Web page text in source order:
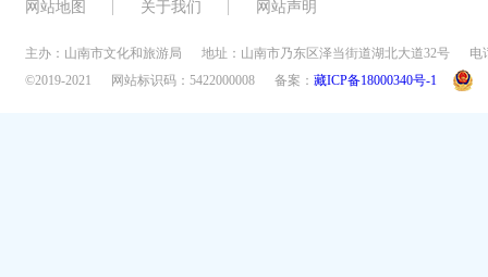
网站地图 关于我们 网站声明
主办：山南市文化和旅游局 地址：山南市乃东区泽当街道湖北大道32号
电
©2019-2021
网站标识码：5422000008 备案： 藏ICP备18000340号-1